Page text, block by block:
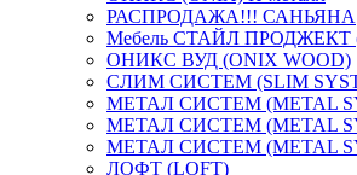
РАСПРОДАЖА!!! САНЬЯНА
Мебель СТАЙЛ ПРОДЖЕКТ
ОНИКС ВУД (ONIX WOOD)
СЛИМ СИСТЕМ (SLIM
МЕТАЛ СИСТЕМ (METAL
МЕТАЛ СИСТЕМ (METAL
МЕТАЛ СИСТЕМ (METAL
ЛОФТ (LOFT)